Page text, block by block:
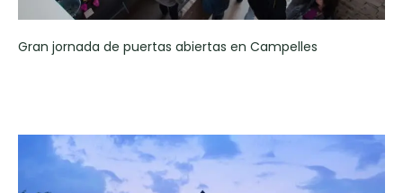
Gran jornada de puertas abiertas en Campelles